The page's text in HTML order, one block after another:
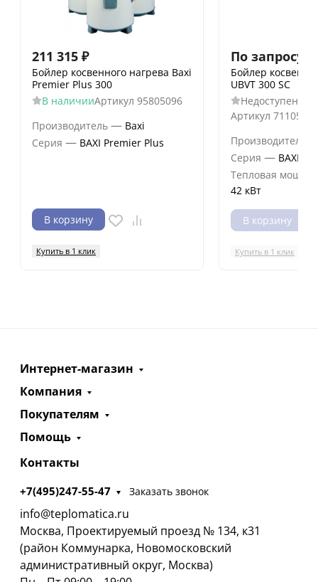
211 315 ₽
Бойлер косвенного нагрева Baxi
Premier Plus 300
В наличииАртикул 95805096
Производитель — Baxi
Серия — BAXI Premier Plus
В корзину
Купить в 1 клик
По запросу
Бойлер
UBVT 300 SC
Недоступен к
Артикул 7110593
Производитель
Серия — BAXI
Тепловая
42 кВт
В корзину
Купить в 1 клик
Интернет-магазин
Компания
Покупателям
Помощь
Контакты
+7(495)247-55-47 Заказать звонок
info@teplomatica.ru
Москва, Проектируемый проезд № 134, к31
(район Коммунарка, Новомосковский
административный округ, Москва)